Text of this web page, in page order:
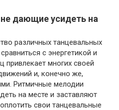
дающие усидеть на
различных танцевальных
с энергетикой и
привлекает многих своей
и, конечно же,
Ритмичные мелодии
на месте и заставляют
свои танцевальные